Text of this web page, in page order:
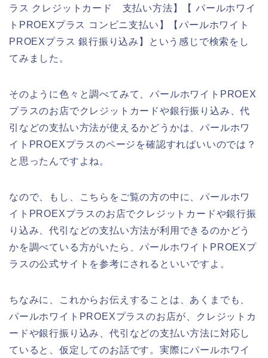
ラス クレジットカード 支払い方法】【 パールホワイ
トPROEXプラス コンビニ支払い】【パールホワイト
PROEXプラス 銀行振り込み】という感じで検索をし
てみました。
そのように色々と調べてみて、パールホワイトPROEX
プラスのお店でクレジットカードや銀行振り込み、代
引などの支払い方法が使えるかどうかは、パールホワ
イトPROEXプラスのページを確認すればいいのでは？
と思ったんですよね。
なので、もし、こちらをご覧の方の中に、パールホワ
イトPROEXプラスのお店でクレジットカードや銀行振
り込み、代引などの支払い方法が利用できるのかどう
かを調べている方がいたら、パールホワイトPROEXプ
ラスの公式サイトを参考にされるといいですよ。
ちなみに、これからお伝えすることは、あくまでも、
パールホワイトPROEXプラスのお店が、クレジットカ
ードや銀行振り込み、代引などの支払い方法に対応し
ていると、仮定してのお話です。実際にパールホワイ